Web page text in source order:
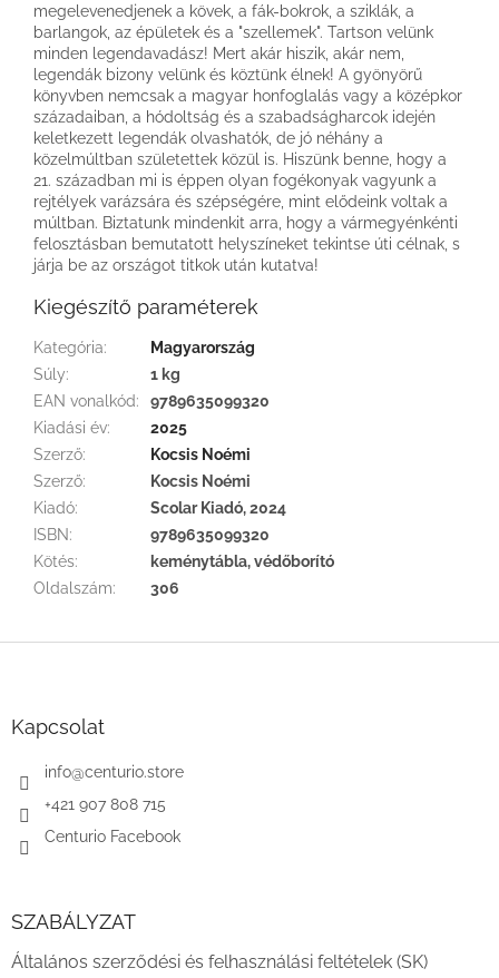
megelevenedjenek a kövek, a fák-bokrok, a sziklák, a
barlangok, az épületek és a "szellemek". Tartson velünk
minden legendavadász! Mert akár hiszik, akár nem,
legendák bizony velünk és köztünk élnek! A gyönyörű
könyvben nemcsak a magyar honfoglalás vagy a középkor
századaiban, a hódoltság és a szabadságharcok idején
keletkezett legendák olvashatók, de jó néhány a
közelmúltban születettek közül is. Hiszünk benne, hogy a
21. században mi is éppen olyan fogékonyak vagyunk a
rejtélyek varázsára és szépségére, mint elődeink voltak a
múltban. Biztatunk mindenkit arra, hogy a vármegyénkénti
felosztásban bemutatott helyszíneket tekintse úti célnak, s
járja be az országot titkok után kutatva!
Kiegészítő paraméterek
Kategória:
Magyarország
Súly:
1 kg
EAN vonalkód:
9789635099320
Kiadási év:
2025
Szerző:
Kocsis Noémi
Szerző:
Kocsis Noémi
Kiadó:
Scolar Kiadó, 2024
ISBN:
9789635099320
Kötés:
keménytábla, védőborító
Oldalszám: 306
Kapcsolat
info@centurio.store
+421 907 808 715
Centurio Facebook
SZABÁLYZAT
Általános szerződési és felhasználási feltételek (SK)